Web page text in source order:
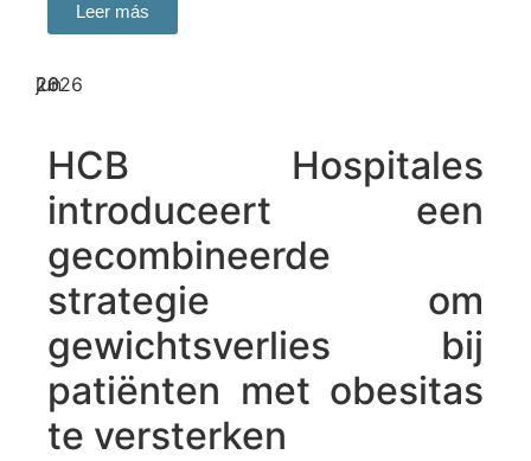
Leer más
26
jun
2026
HCB Hospitales
introduceert een
gecombineerde
strategie om
gewichtsverlies bij
patiënten met obesitas
te versterken